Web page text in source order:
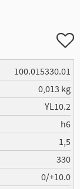
Lägg
100.015330.01
0,013 kg
YL10.2
h6
1,5
330
0/+10.0